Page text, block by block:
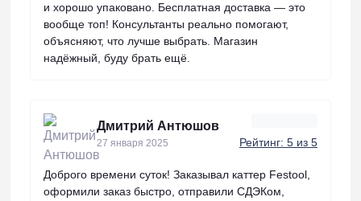
и хорошо упаковано. Бесплатная доставка — это
вообще топ! Консультанты реально помогают,
объясняют, что лучше выбрать. Магазин
надёжный, буду брать ещё.
Дмитрий Антюшов
27 января 2025 Рейтинг: 5 из 5
Доброго времени суток! Заказывал каттер Festool,
оформили заказ быстро, отправили СДЭКом,